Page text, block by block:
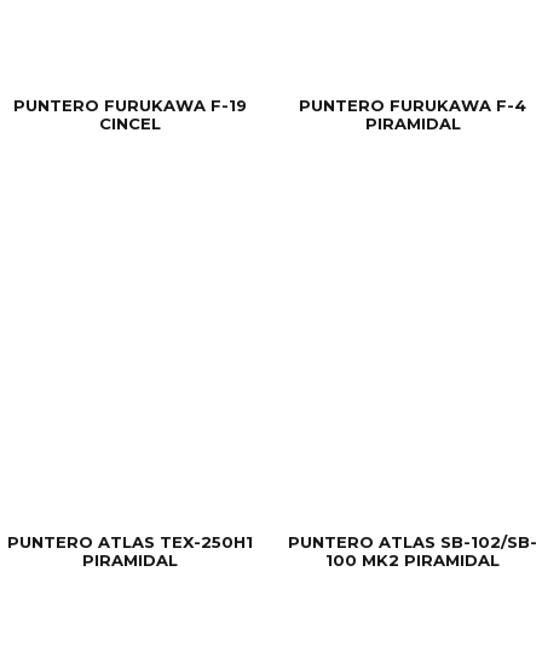
PUNTERO FURUKAWA F-19
CINCEL
PUNTERO FURUKAWA F-4
PIRAMIDAL
PUNTERO ATLAS TEX-250H1
PIRAMIDAL
PUNTERO ATLAS SB-102/SB-
100 MK2 PIRAMIDAL